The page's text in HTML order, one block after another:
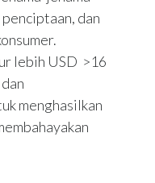
dan
lebih USD >16
menghasilkan